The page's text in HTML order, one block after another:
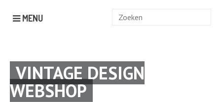
MENU
Zoek
VINTAGE DESIGN
WEBSHOP